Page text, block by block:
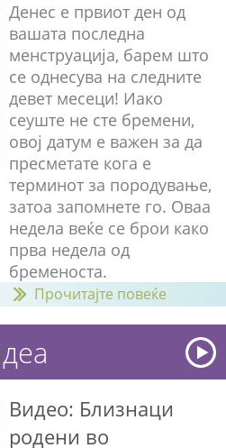
Денес е првиот ден од
вашата последна
менструација, барем што
се однесува на следните
девет месеци! Иако
сеуште не сте бремени,
овој датум е важен за да
пресметате кога е
терминот за породување,
затоа запомнете го. Оваа
недела веќе се брои како
прва недела од
бременоста.
Прочитајте повеќе
Видео: Близнаци
родени во